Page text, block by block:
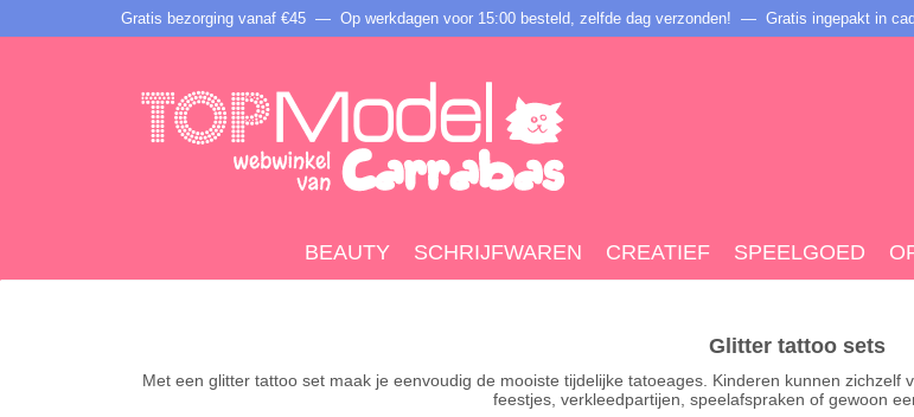
Gratis bezorging vanaf €45 — Op werkdagen voor 15:00 besteld, zelfde dag verzonden! — Gratis ingepakt in
BEAUTY SCHRIJFWAREN CREATIEF SPEELGOED
Glitter tattoo sets
Met een glitter tattoo set maak je eenvoudig de mooiste tijdelijke tatoeages. Kinderen kunnen
feestjes, verkleedpartijen, speelafspraken of gewoon